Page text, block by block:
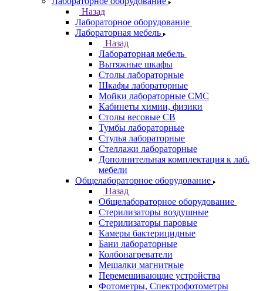
Назад
Лабораторное оборудование
Лабораторная мебель
Назад
Лабораторная мебель
Вытяжные шкафы
Столы лабораторные
Шкафы лабораторные
Мойки лабораторные СМС
Кабинеты химии, физики
Столы весовые СВ
Тумбы лабораторные
Стулья лабораторные
Стеллажи лабораторные
Дополнительная комплектация к лаб.
мебели
Общелабораторное оборудование
Назад
Общелабораторное оборудование
Стерилизаторы воздушные
Стерилизаторы паровые
Камеры бактерицидные
Бани лабораторные
Колбонагреватели
Мешалки магнитные
Перемешивающие устройства
Фотометры, Спектрофотометры